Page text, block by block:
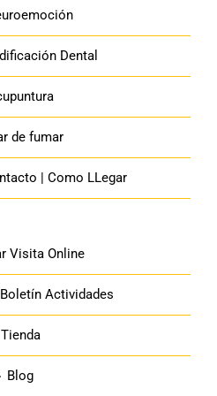
Dental
de fumar
| Como LLegar
Visita Online
Actividades
Tienda
Blog